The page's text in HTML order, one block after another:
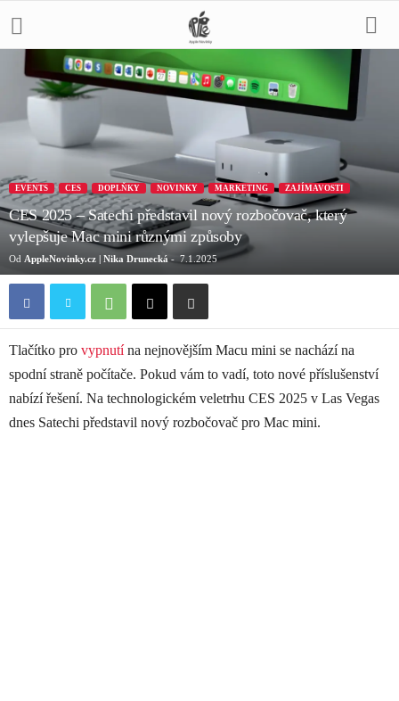
EVENTS CES DOPLŇKY NOVINKY MARKETING ZAJÍMAVOSTI
CES 2025 – Satechi představil nový rozbočovač, který
vylepšuje Mac mini různými způsoby
Od AppleNovinky.cz | Nika Drunecká- 7.1.2025
Tlačítko pro vypnutí na nejnovějším Macu mini se nachází na
spodní straně počítače. Pokud vám to vadí, toto nové příslušenství
nabízí řešení. Na technologickém veletrhu CES 2025 v Las Vegas
dnes Satechi představil nový rozbočovač pro Mac mini.